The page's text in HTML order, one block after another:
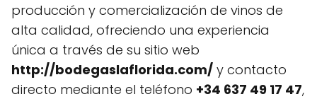
producción y comercialización de vinos de
alta calidad, ofreciendo una experiencia
única a través de su sitio web
http://bodegaslaflorida.com/ y contacto
directo mediante el teléfono +34 637 49 17 47,